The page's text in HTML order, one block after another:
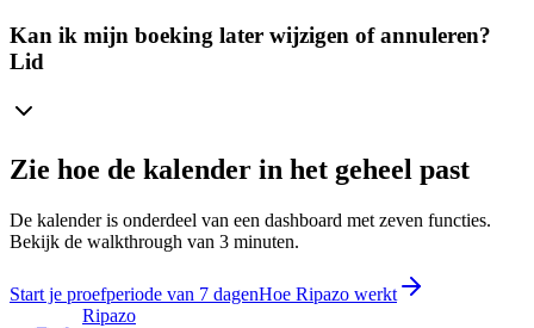
Kan ik mijn boeking later wijzigen of annuleren?
Lid
Zie hoe de kalender in het geheel past
De kalender is onderdeel van een dashboard met zeven functies.
Bekijk de walkthrough van 3 minuten.
Start je proefperiode van 7 dagenHoe Ripazo werkt
Ripazo